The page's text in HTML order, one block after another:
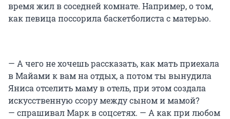
время жил в соседней комнате. Например, о том,
как певица поссорила баскетболиста с матерью.
— А чего не хочешь рассказать, как мать приехала
в Майами к вам на отдых, а потом ты вынудила
Яниса отселить маму в отель, при этом создала
искусственную ссору между сыном и мамой?
— спрашивал Марк в соцсетях. — А как при любом